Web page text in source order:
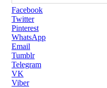
Facebook
Twitter
Pinterest
WhatsApp
Email
Tumblr
Telegram
VK
Viber